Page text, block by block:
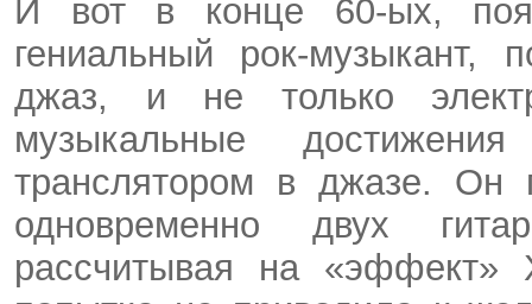
И вот в конце 60-ых,
гениальный рок-
джаз, и не только
музыкальные
транслятором в джазе. Он
одновременно двух
рассчитывая на «эффект»